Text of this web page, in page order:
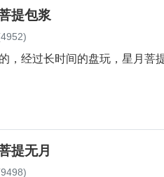
提包浆
经过长时间的盘玩，星月菩提
提无月